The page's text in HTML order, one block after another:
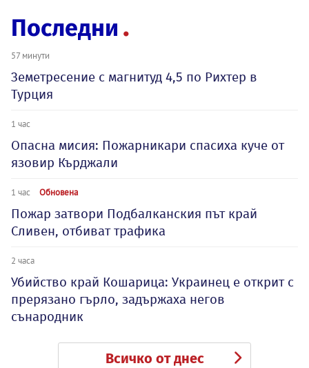
Последни
57 минути
Земетресение с магнитуд 4,5 по Рихтер в
Турция
1 час
Опасна мисия: Пожарникари спасиха куче от
язовир Кърджали
1 час Обновена
Пожар затвори Подбалканския път край
Сливен, отбиват трафика
2 часа
Убийство край Кошарица: Украинец е открит с
прерязано гърло, задържаха негов
сънародник
Всичко от днес